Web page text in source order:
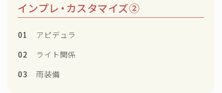
インプレ・カスタマイズ②
01
アピデュラ
02
ライト関係
03
雨装備